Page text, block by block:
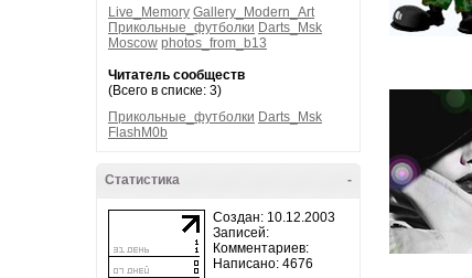
Live_Memory Gallery_Modern_Art
Прикольные_футболки Darts_Msk
Moscow photos_from_b13
Читатель сообществ
(Всего в списке: 3)
Прикольные_футболки Darts_Msk
FlashM0b
-
Статистика
Создан: 10.12.2003
Записей:
Комментариев:
Написано: 4676